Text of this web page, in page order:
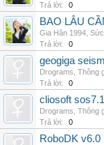
Trả lời:
0
BAO LÂU
Gia Hân 1994
Trả lời:
0
geogiga
Drograms Thông
Trả lời:
0
cliosoft
Drograms Thông
Trả lời:
0
RoboDK v6.0